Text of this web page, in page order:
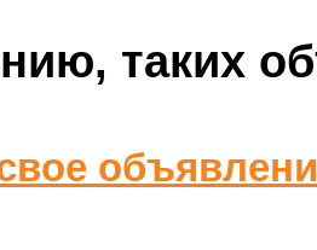
таких